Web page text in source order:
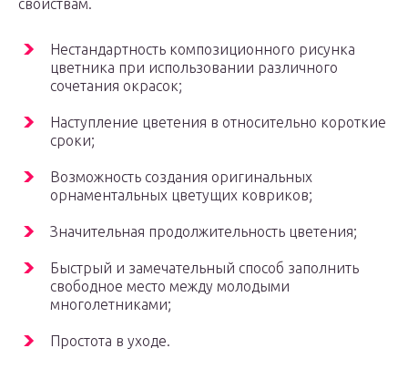
свойствам.
Нестандартность композиционного рисунка
цветника при использовании различного
сочетания окрасок;
Наступление цветения в относительно короткие
сроки;
Возможность создания оригинальных
орнаментальных цветущих ковриков;
Значительная продолжительность цветения;
Быстрый и замечательный способ заполнить
свободное место между молодыми
многолетниками;
Простота в уходе.